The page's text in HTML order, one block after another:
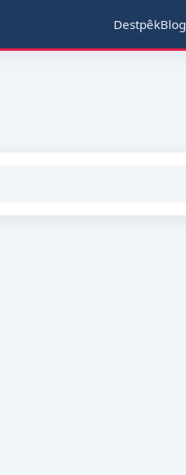
DestpêkBlog